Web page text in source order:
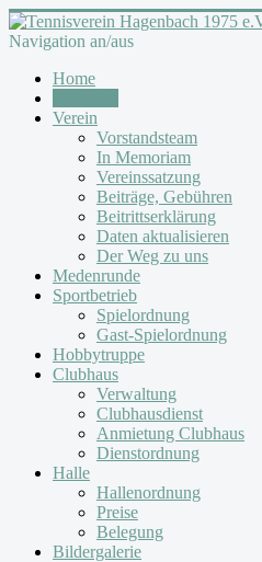
Navigation an/aus
Home
Verein
Vorstandsteam
In Memoriam
Vereinssatzung
Beiträge, Gebühren
Beitrittserklärung
Daten aktualisieren
Der Weg zu uns
Medenrunde
Sportbetrieb
Spielordnung
Gast-Spielordnung
Hobbytruppe
Clubhaus
Verwaltung
Clubhausdienst
Anmietung Clubhaus
Dienstordnung
Halle
Hallenordnung
Preise
Belegung
Bildergalerie